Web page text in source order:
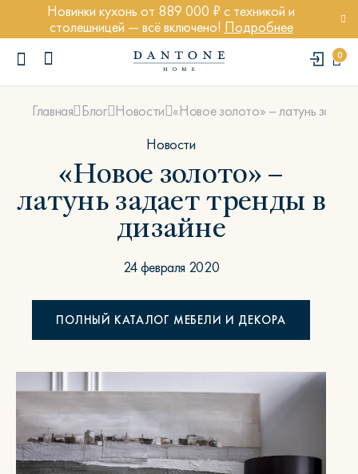
Новинки кухонь от 889 000 ₽ с техникой и
столешницей — всё включено! Подробнее
0
ПОПУЛЯРНЫЕ ЗАПРОСЫ
Стул Престон
Textures
Главная Блог Новости «Новое золото» – латунь
Новости
«Новое золото» –
латунь задает тренды в
дизайне
24 февраля 2020
ПОЛНЫЙ КАТАЛОГ МЕБЕЛИ И ДЕКОРА